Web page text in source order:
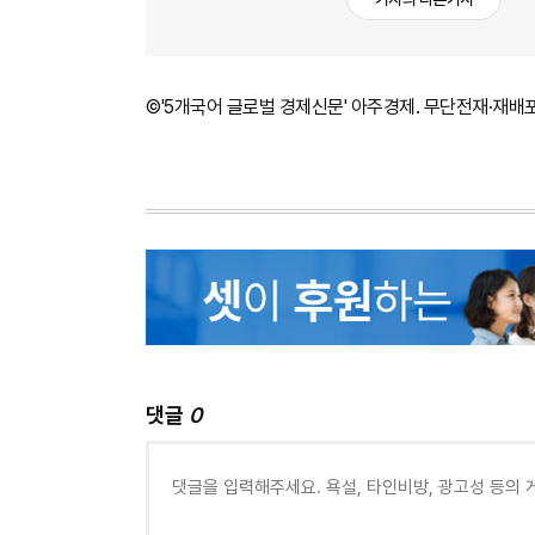
©'5개국어 글로벌 경제신문' 아주경제. 무단전재·재배
댓글 0